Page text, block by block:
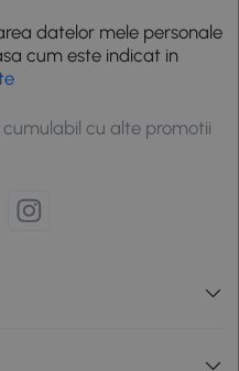
datelor mele personale
cum este indicat in
cu alte promotii